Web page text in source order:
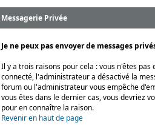
Messagerie Privée
Je ne peux pas envoyer de messages
Il y a trois raisons pour cela : vous n'êtes
connecté, l'administrateur a désactivé la
forum ou l'administrateur vous empêche
vous êtes dans le dernier cas, vous devriez
pour en connaître la raison.
Revenir en haut de page